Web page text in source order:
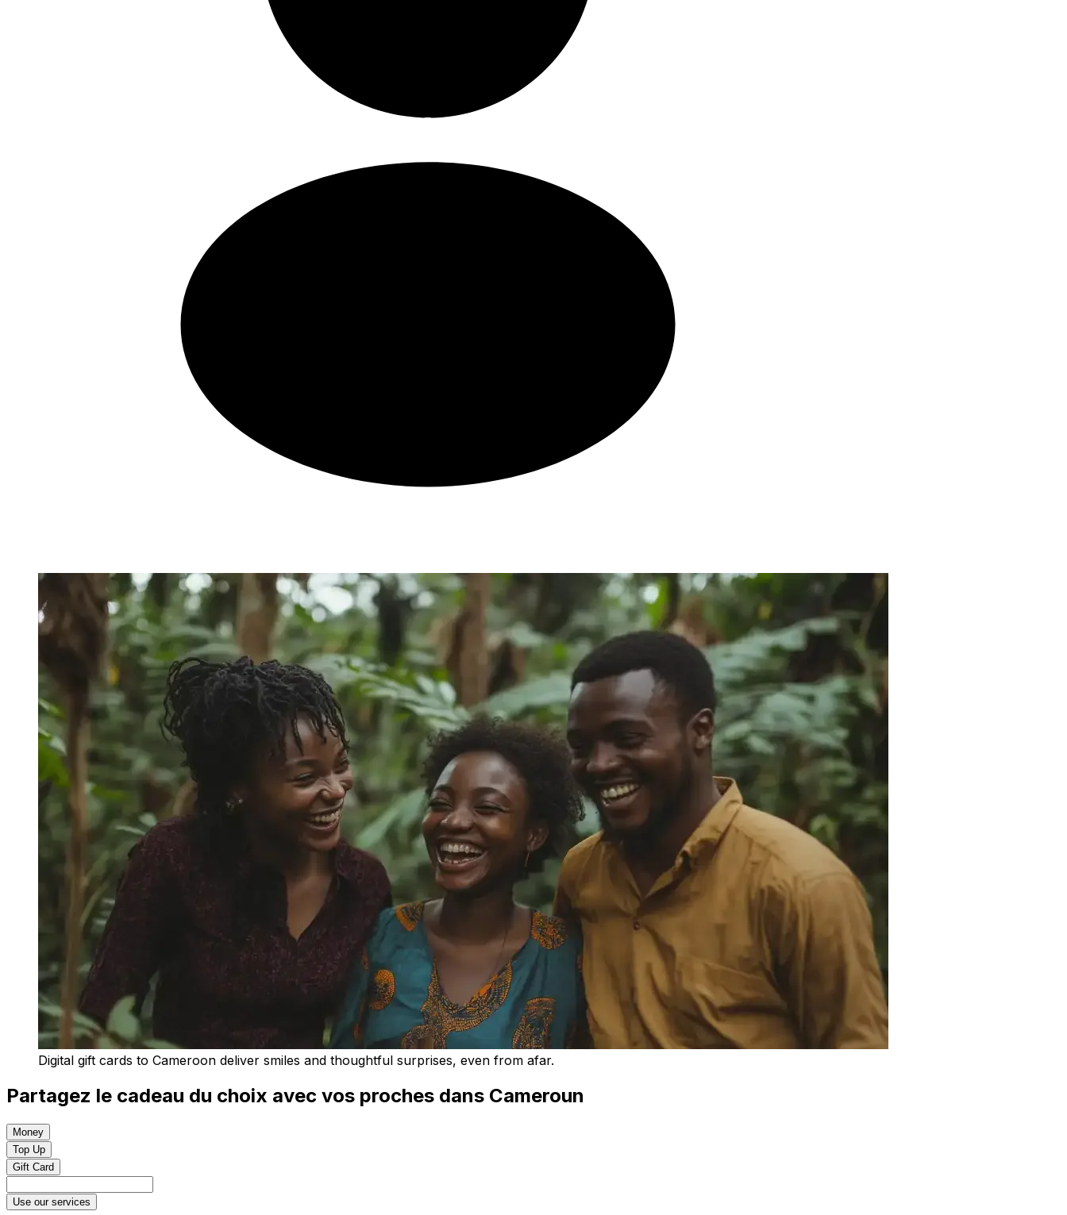
Digital gift cards to Cameroon deliver smiles and thoughtful surprises, even from afar.
Partagez le cadeau du choix avec vos proches dans Cameroun
Money
Top Up
Gift Card
Use our services